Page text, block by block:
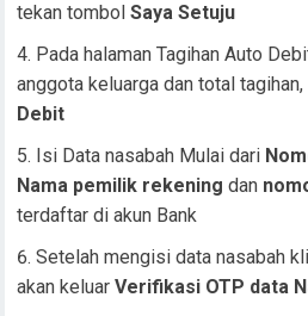
tekan tombolSaya Setuju
Pada halaman Tagihan Auto
anggota keluarga dan total
Debit
Isi Data nasabah Mulai dari
Nama pemilik rekening dan
terdaftar di akun Bank
Setelah mengisi data nasabah
akan keluarVerifikasi OTP data